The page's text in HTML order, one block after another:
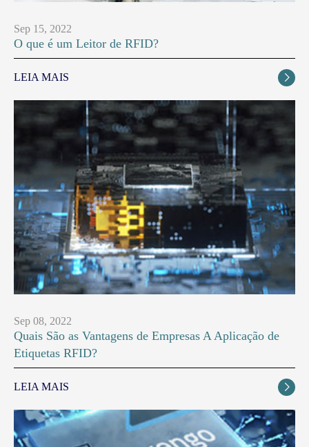
Sep 15, 2022
O que é um Leitor de RFID?
LEIA MAIS 
Sep 08, 2022
Quais São as Vantagens de Empresas A Aplicação de
Etiquetas RFID?
LEIA MAIS 